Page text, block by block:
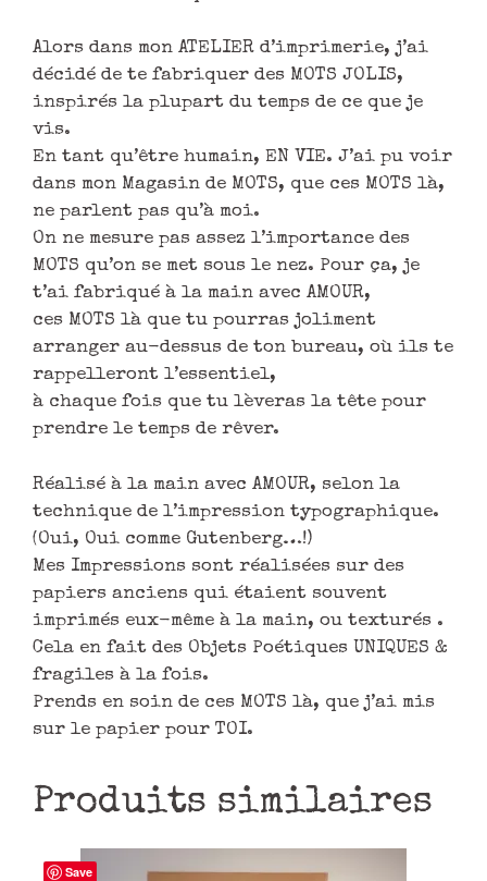
Alors dans mon ATELIER d’imprimerie, j’ai
décidé de te fabriquer des MOTS JOLIS,
inspirés la plupart du temps de ce que je
vis.
En tant qu’être humain, EN VIE. J’ai pu voir
dans mon Magasin de MOTS, que ces MOTS là,
ne parlent pas qu’à moi.
On ne mesure pas assez l’importance des
MOTS qu’on se met sous le nez. Pour ça, je
t’ai fabriqué à la main avec AMOUR,
ces MOTS là que tu pourras joliment
arranger au-dessus de ton bureau, où ils te
rappelleront l’essentiel,
à chaque fois que tu lèveras la tête pour
prendre le temps de rêver.
Réalisé à la main avec AMOUR, selon la
technique de l’impression typographique.
(Oui, Oui comme Gutenberg…!)
Mes Impressions sont réalisées sur des
papiers anciens qui étaient souvent
imprimés eux-même à la main, ou texturés .
Cela en fait des Objets Poétiques UNIQUES &
fragiles à la fois.
Prends en soin de ces MOTS là, que j’ai mis
sur le papier pour TOI.
Produits similaires
Save